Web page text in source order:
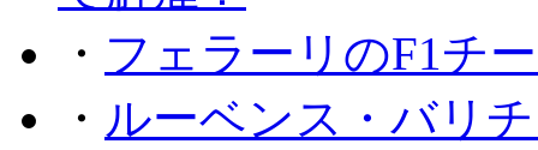
・ フェラーリのF1チ
・ ルーベンス・バリ